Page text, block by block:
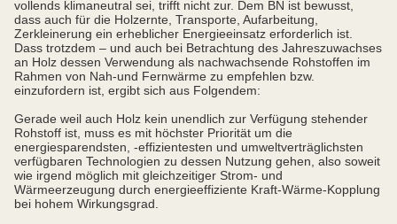
vollends klimaneutral sei, trifft nicht zur. Dem BN ist bewusst,
dass auch für die Holzernte, Transporte, Aufarbeitung,
Zerkleinerung ein erheblicher Energieeinsatz erforderlich ist.
Dass trotzdem – und auch bei Betrachtung des Jahreszuwachses
an Holz dessen Verwendung als nachwachsende Rohstoffen im
Rahmen von Nah-und Fernwärme zu empfehlen bzw.
einzufordern ist, ergibt sich aus Folgendem:
Gerade weil auch Holz kein unendlich zur Verfügung stehender
Rohstoff ist, muss es mit höchster Priorität um die
energiesparendsten, -effizientesten und umweltverträglichsten
verfügbaren Technologien zu dessen Nutzung gehen, also soweit
wie irgend möglich mit gleichzeitiger Strom- und
Wärmeerzeugung durch energieeffiziente Kraft-Wärme-Kopplung
bei hohem Wirkungsgrad.